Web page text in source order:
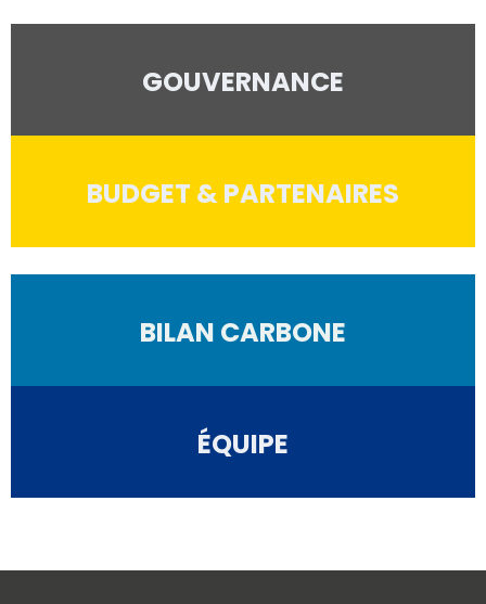
GOUVERNANCE
BUDGET & PARTENAIRES
BILAN CARBONE
ÉQUIPE